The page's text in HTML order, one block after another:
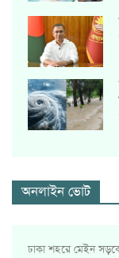
অনলাইন ভোট
ঢাকা শহরে মেইন